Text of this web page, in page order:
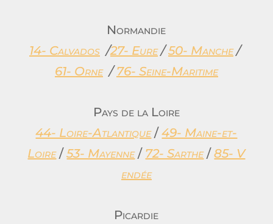
Normandie
14- Calvados/27- Eure /50- Manche/
61- Orne/ 76- Seine-Maritime
Pays de la Loire
44- Loire-Atlantique / 49- Maine-et-
Loire / 53- Mayenne / 72- Sarthe / 85- V
endée
Picardie